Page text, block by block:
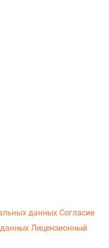
данных Согласие
Лицензионный